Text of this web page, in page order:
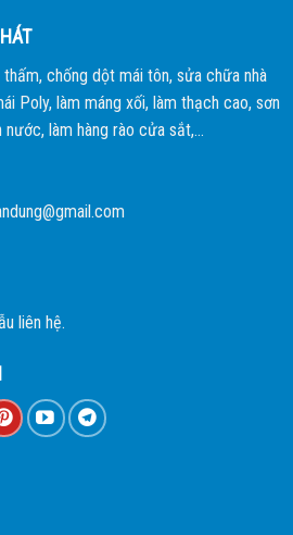
chống dột mái tôn, sửa chữa nhà
Poly, làm máng xối, làm thạch cao, sơn
làm hàng rào cửa sắt,...
liên hệ.